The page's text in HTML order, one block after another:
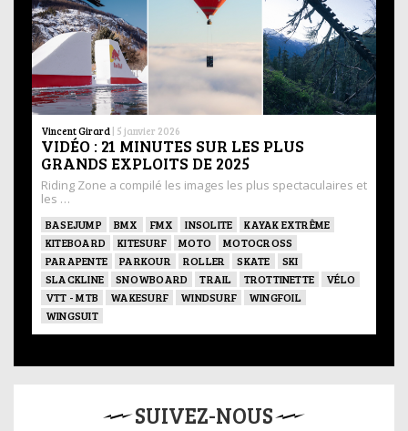
Vincent Girard | 5 janvier 2026
VIDÉO : 21 MINUTES SUR LES PLUS
GRANDS EXPLOITS DE 2025
Riding Zone a compilé les images les plus spectaculaires et
les …
BASEJUMP BMX FMX INSOLITE
KAYAK EXTRÊME
KITEBOARD
KITESURF MOTO
MOTOCROSS
PARAPENTE
PARKOUR ROLLER SKATE
SKI
SLACKLINE
SNOWBOARD TRAIL TROTTINETTE
VÉLO
VTT - MTB
WAKESURF WINDSURF
WINGFOIL
WINGSUIT
SUIVEZ-NOUS